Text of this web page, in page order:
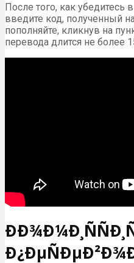
После того, как убедитесь
введите код, полученный
пополняйте, кликнув на
перевода длится не более